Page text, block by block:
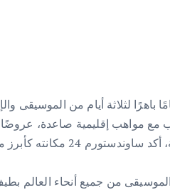
الأخيرة من مهرجان ساوندستورم 24 ختامًا باهرًا
مواهب إقليمية صاعدة، عروضًا
ساوندستورم، الذين تفاعلوا مع
نحو 450 ألف من محبي الموسيقى من جميع أنحاء